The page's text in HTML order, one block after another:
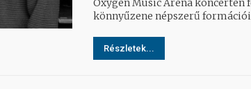
Oxygen Music Aréna koncerten
könnyűzene népszerű
Részletek...